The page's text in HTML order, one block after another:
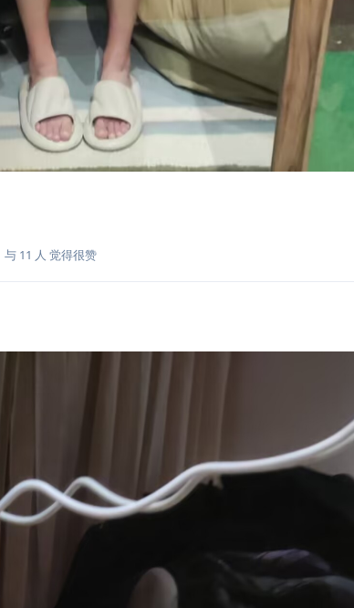
与 11 人 觉得很赞